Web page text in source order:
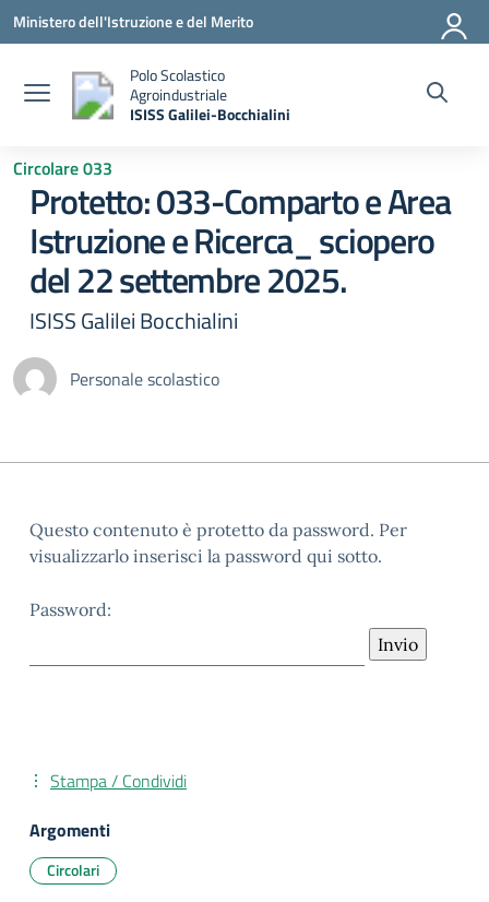
Vai ai contenuti
Vai al menu di navigazione
Vai al footer
Ministero dell'Istruzione e del Merito
Polo Scolastico
Agroindustriale
ISISS Galilei-Bocchialini
Circolare 033
Protetto: 033-Comparto e Area
Istruzione e Ricerca_ sciopero
del 22 settembre 2025.
ISISS Galilei Bocchialini
Personale scolastico
Questo contenuto è protetto da password. Per
visualizzarlo inserisci la password qui sotto.
Password:
Stampa / Condividi
Argomenti
Circolari